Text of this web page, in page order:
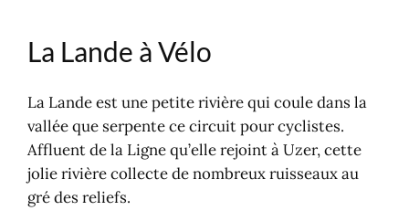
La Lande à Vélo
La Lande est une petite rivière qui coule dans la
vallée que serpente ce circuit pour cyclistes.
Affluent de la Ligne qu’elle rejoint à Uzer, cette
jolie rivière collecte de nombreux ruisseaux au
gré des reliefs.